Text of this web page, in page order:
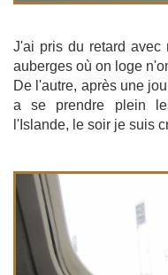
J'ai pris du retard avec
auberges où on loge
De l'autre, après une
a se prendre plein
l'Islande, le soir je suis